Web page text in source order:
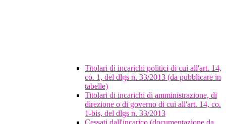
Titolari di incarichi politici di cui all'art. 14,
co. 1, del dlgs n. 33/2013 (da pubblicare in
tabelle)
Titolari di incarichi di amministrazione, di
direzione o di governo di cui all'art. 14, co.
1-bis, del dlgs n. 33/2013